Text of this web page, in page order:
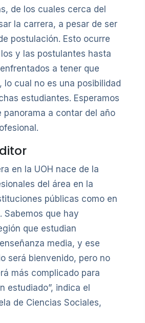
de los cuales cerca del
la carrera, a pesar de ser
postulación. Esto ocurre
y las postulantes hasta
a tener que
lo cual no es una posibilidad
estudiantes. Esperamos
panorama a contar del año
en la UOH nace de la
del área en la
públicas como en
Sabemos que hay
que estudian
media, y ese
será bienvenido, pero no
más complicado para
estudiado”, indica el
de Ciencias Sociales,